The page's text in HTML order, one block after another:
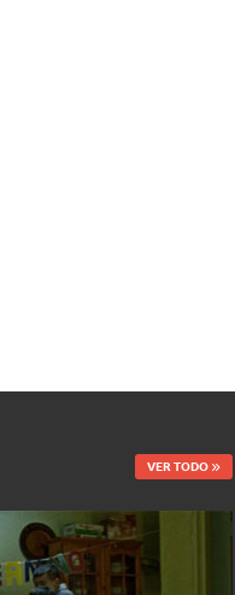
VER TODO